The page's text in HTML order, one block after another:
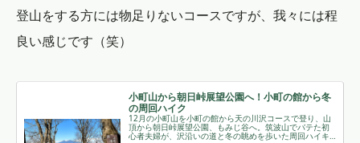
登山をする方には物足りないコースですが、我々には程
良い感じです（笑）
小町山から朝日峠展望公園へ！小町の館から冬
の周回ハイク
12月の小町山を小町の館から天の川沢コースで登り、山
頂から朝日峠展望公園、もみじ谷へ。筑波山でバテた初
心者夫婦が、沢沿いの道と冬の眺めを歩いた周回ハイキ